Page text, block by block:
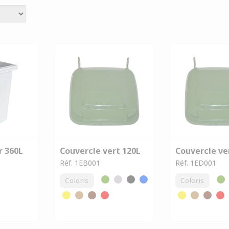
360L Couvercle vert 120L
Réf. 1EB001
Coloris
Couvercle
Réf. 1ED001
Coloris